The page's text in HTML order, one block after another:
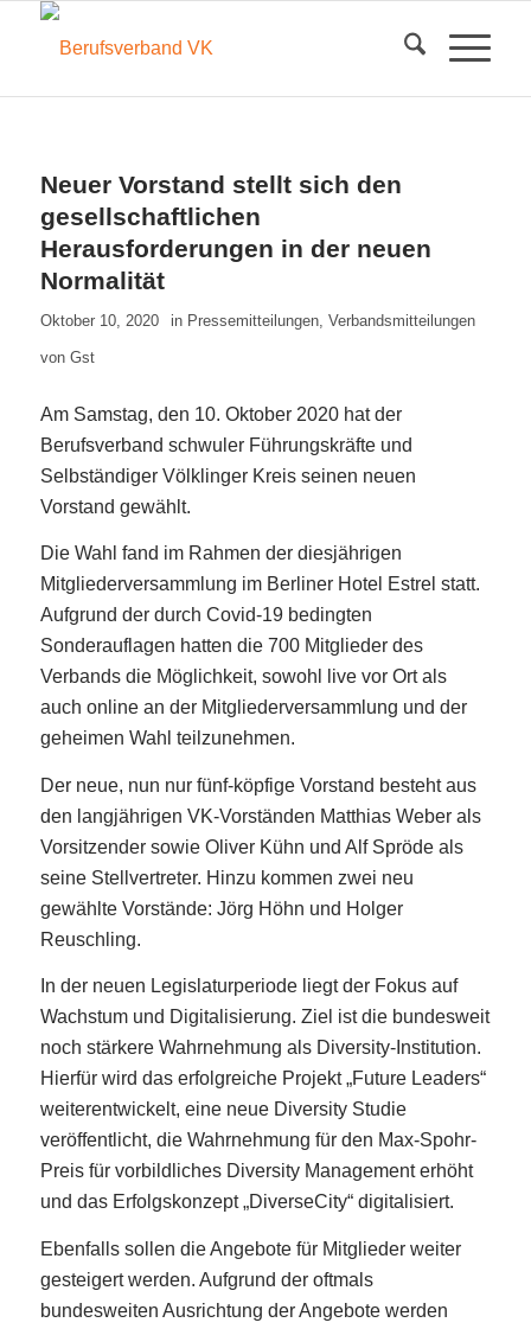
Neuer Vorstand stellt sich den
gesellschaftlichen
Herausforderungen in der neuen
Normalität
Oktober 10, 2020 in Pressemitteilungen, Verbandsmitteilungen
von Gst
Am Samstag, den 10. Oktober 2020 hat der
Berufsverband schwuler Führungskräfte und
Selbständiger Völklinger Kreis seinen neuen
Vorstand gewählt.
Die Wahl fand im Rahmen der diesjährigen
Mitgliederversammlung im Berliner Hotel Estrel statt.
Aufgrund der durch Covid-19 bedingten
Sonderauflagen hatten die 700 Mitglieder des
Verbands die Möglichkeit, sowohl live vor Ort als
auch online an der Mitgliederversammlung und der
geheimen Wahl teilzunehmen.
Der neue, nun nur fünf-köpfige Vorstand besteht aus
den langjährigen VK-Vorständen Matthias Weber als
Vorsitzender sowie Oliver Kühn und Alf Spröde als
seine Stellvertreter. Hinzu kommen zwei neu
gewählte Vorstände: Jörg Höhn und Holger
Reuschling.
In der neuen Legislaturperiode liegt der Fokus auf
Wachstum und Digitalisierung. Ziel ist die bundesweit
noch stärkere Wahrnehmung als Diversity-Institution.
Hierfür wird das erfolgreiche Projekt „Future Leaders“
weiterentwickelt, eine neue Diversity Studie
veröffentlicht, die Wahrnehmung für den Max-Spohr-
Preis für vorbildliches Diversity Management erhöht
und das Erfolgskonzept „DiverseCity“ digitalisiert.
Ebenfalls sollen die Angebote für Mitglieder weiter
gesteigert werden. Aufgrund der oftmals
bundesweiten Ausrichtung der Angebote werden